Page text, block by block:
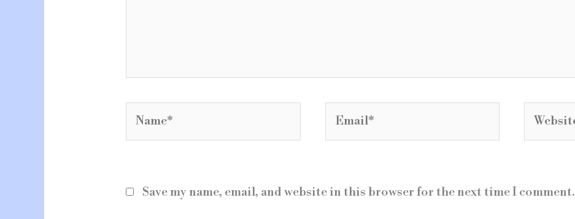
Save my name, email, and website in this browser for the next time I comment.